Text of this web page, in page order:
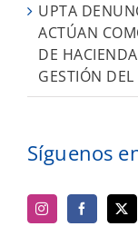
UPTA
ACTÚAN
DE
GESTIÓN DEL
Síguenos